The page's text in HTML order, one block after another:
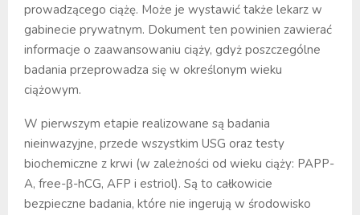
prowadzącego ciążę. Może je wystawić także lekarz w
gabinecie prywatnym. Dokument ten powinien zawierać
informacje o zaawansowaniu ciąży, gdyż poszczególne
badania przeprowadza się w określonym wieku
ciążowym.
W pierwszym etapie realizowane są badania
nieinwazyjne, przede wszystkim USG oraz testy
biochemiczne z krwi (w zależności od wieku ciąży: PAPP-
A, free-β-hCG, AFP i estriol). Są to całkowicie
bezpieczne badania, które nie ingerują w środowisko